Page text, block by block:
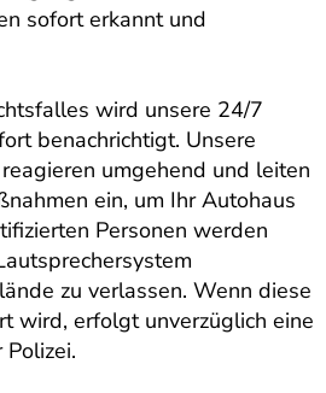
sofort erkannt und
wird unsere 24/7
benachrichtigt. Unsere
umgehend und leiten
ein, um Ihr Autohaus
Personen werden
zu verlassen. Wenn diese
wird, erfolgt unverzüglich eine